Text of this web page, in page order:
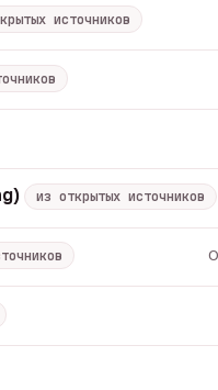
источников
из открытых источников